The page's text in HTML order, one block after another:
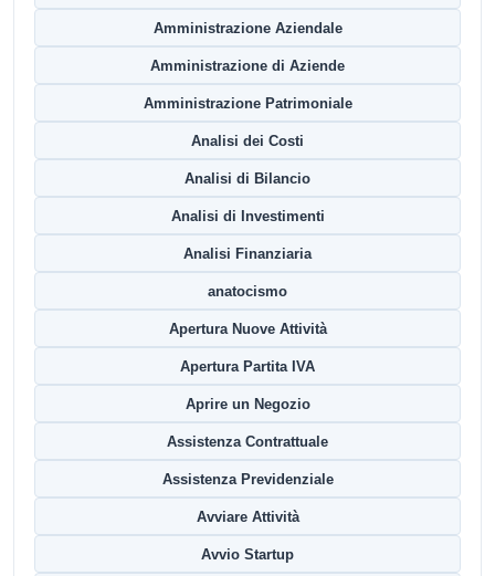
Amministrazione Aziendale
Amministrazione di Aziende
Amministrazione Patrimoniale
Analisi dei Costi
Analisi di Bilancio
Analisi di Investimenti
Analisi Finanziaria
anatocismo
Apertura Nuove Attività
Apertura Partita IVA
Aprire un Negozio
Assistenza Contrattuale
Assistenza Previdenziale
Avviare Attività
Avvio Startup